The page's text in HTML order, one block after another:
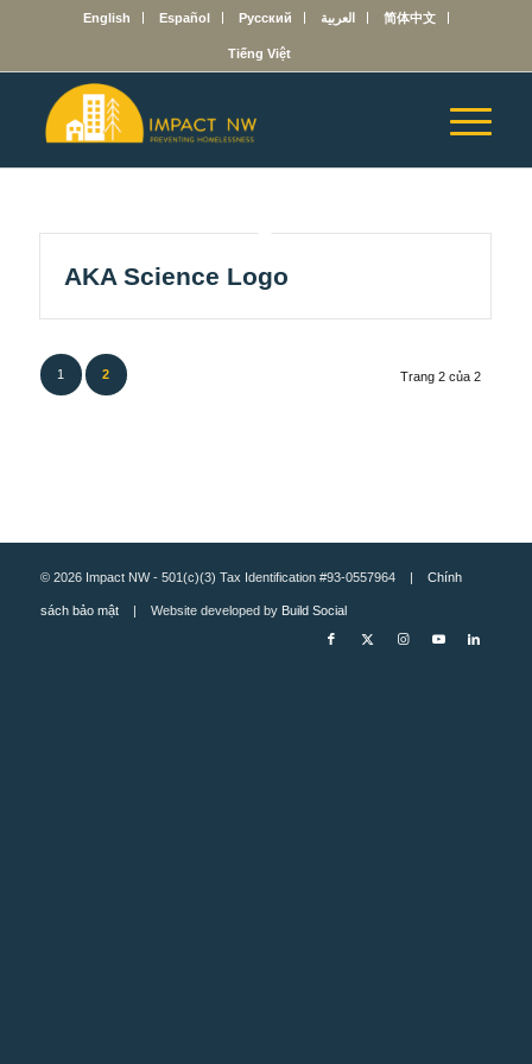
English Español Русский العربية 简体中文
Tiếng Việt
AKA Science Logo
Trang 2 của 2
1 2
© 2026 Impact NW - 501(c)(3) Tax Identification #93-0557964 | Chính
sách bảo mật| Website developed by Build Social